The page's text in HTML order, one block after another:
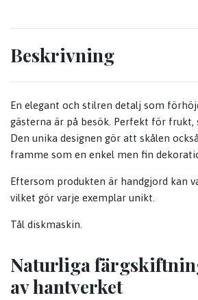
Beskrivning
En elegant och stilren detalj som
gästerna är på besök. Perfekt för frukt,
Den unika designen gör att skålen
framme som en enkel men fin
Eftersom produkten är handgjord kan
vilket gör varje exemplar unikt.
Tål diskmaskin.
Naturliga
av hantverket